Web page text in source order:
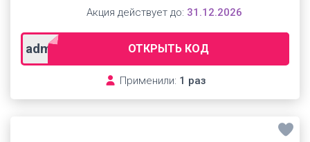
adm8226next ОТКРЫТЬ КОД
Применили: 1 раз
Акция действует до: 31.12.2026